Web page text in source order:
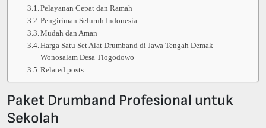
Pelayanan Cepat dan Ramah
Pengiriman Seluruh Indonesia
Mudah dan Aman
Harga Satu Set Alat Drumband di Jawa Tengah Demak
Wonosalam Desa Tlogodowo
Related posts:
Paket Drumband Profesional untuk
Sekolah